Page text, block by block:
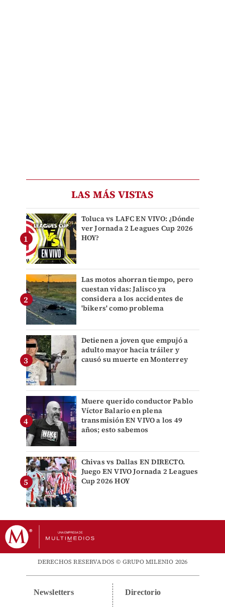
LAS MÁS VISTAS
Toluca vs LAFC EN VIVO: ¿Dónde
ver Jornada 2 Leagues Cup 2026
HOY?
Las motos ahorran tiempo, pero
cuestan vidas: Jalisco ya
considera a los accidentes de
'bikers' como problema
Detienen a joven que empujó a
adulto mayor hacia tráiler y
causó su muerte en Monterrey
Muere querido conductor Pablo
Víctor Balario en plena
transmisión EN VIVO a los 49
años; esto sabemos
Chivas vs Dallas EN DIRECTO.
Juego EN VIVO Jornada 2 Leagues
Cup 2026 HOY
DERECHOS RESERVADOS © GRUPO MILENIO 2026
Newsletters Directorio